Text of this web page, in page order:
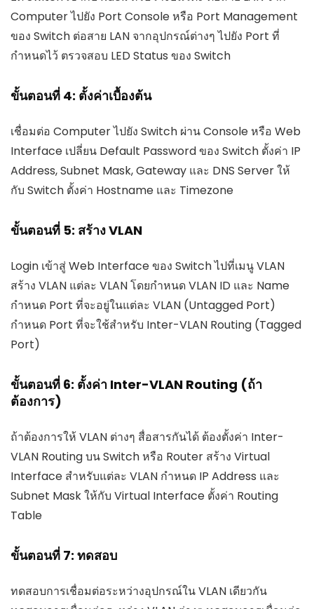
Computer ไปยัง Port Console หรือ Port Management
ของ Switch ต่อสาย LAN จากอุปกรณ์ต่างๆ ไปยัง Port ที่
กำหนดไว้ ตรวจสอบ LED Status ของ Switch
ขั้นตอนที่ 4: ตั้งค่าเบื้องต้น
เชื่อมต่อ Computer ไปยัง Switch ผ่าน Console หรือ Web
Interface เปลี่ยน Default Password ของ Switch ตั้งค่า IP
Address, Subnet Mask, Gateway และ DNS Server ให้
กับ Switch ตั้งค่า Hostname และ Timezone
ขั้นตอนที่ 5: สร้าง VLAN
Login เข้าสู่ Web Interface ของ Switch ไปที่เมนู VLAN
สร้าง VLAN แต่ละ VLAN โดยกำหนด VLAN ID และ Name
กำหนด Port ที่จะอยู่ในแต่ละ VLAN (Untagged Port)
กำหนด Port ที่จะใช้สำหรับ Inter-VLAN Routing (Tagged
Port)
ขั้นตอนที่ 6: ตั้งค่า Inter-VLAN Routing (ถ้า
ต้องการ)
ถ้าต้องการให้ VLAN ต่างๆ สื่อสารกันได้ ต้องตั้งค่า Inter-
VLAN Routing บน Switch หรือ Router สร้าง Virtual
Interface สำหรับแต่ละ VLAN กำหนด IP Address และ
Subnet Mask ให้กับ Virtual Interface ตั้งค่า Routing
Table
ขั้นตอนที่ 7: ทดสอบ
ทดสอบการเชื่อมต่อระหว่างอุปกรณ์ใน VLAN เดียวกัน